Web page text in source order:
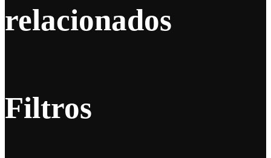
relacionados
Filtros